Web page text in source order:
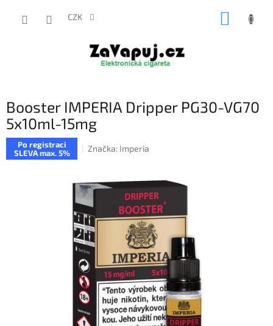
CZK
Booster IMPERIA Dripper PG30-VG70
5x10ml-15mg
Po registraci
SLEVA max. 5%
Značka: Imperia